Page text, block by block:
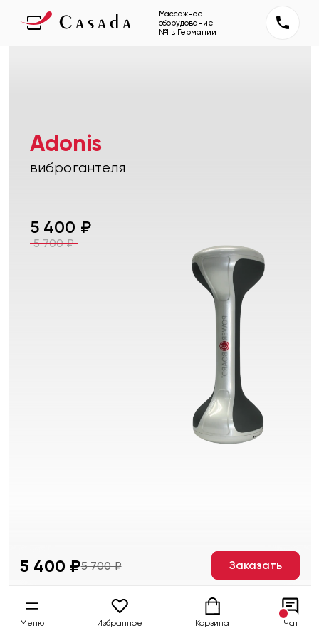
Массажное
оборудование
№1 в Германии
Adonis
виброгантеля
5 400 ₽
5 700₽
5 400 ₽5 700 ₽ Заказать
Меню Избранное Корзина Чат